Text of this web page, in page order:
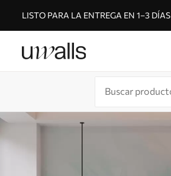
LISTO PARA LA ENTREGA EN 1–3 DÍAS